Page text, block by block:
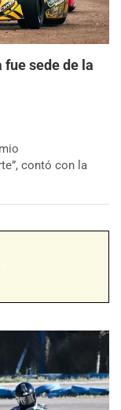
fue sede de la
contó con la